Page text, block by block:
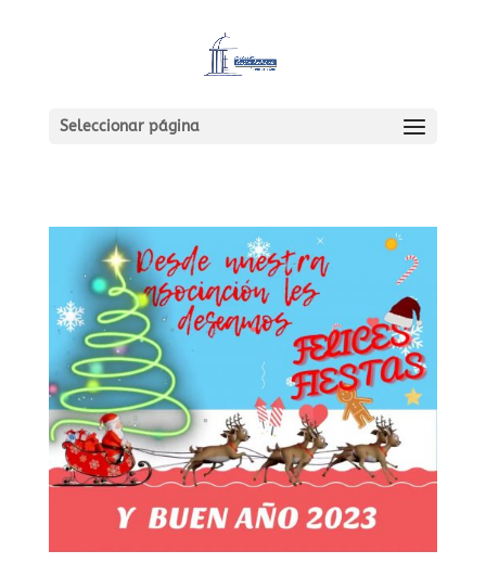
Seleccionar página